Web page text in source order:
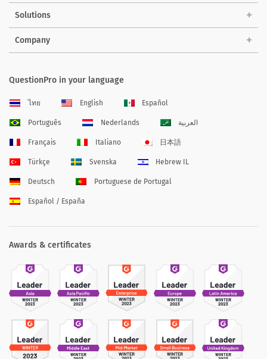
Solutions
Company
QuestionPro in your language
ไทย English Español
Português Nederlands العربية
Français Italiano 日本語
Türkçe Svenska Hebrew IL
Deutsch Portuguese de Portugal
Español / España
Awards & certificates